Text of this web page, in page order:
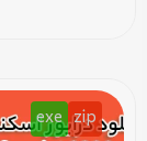
zip
exe